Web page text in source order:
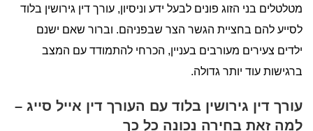
מטלטלים בני הזוג פונים לבעל ידע וניסיון, עורך דין גירושין בלוד
לסייע להם בחציית הגשר הצר שבפניהם. וברור שאם ישנם
ילדים צעירים מעורבים בעניין, הכרחי להתמודד עם המצב
ברגישות עוד יותר גדולה.
עורך דין גירושין בלוד עם העורך דין אייל סייג –
למה זאת בחירה נכונה כל כך